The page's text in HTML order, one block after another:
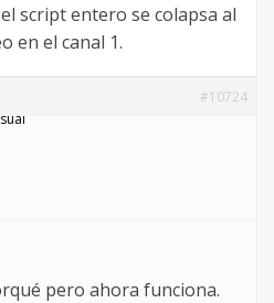
script entero se colapsa al
en el canal 1.
#10724
pero ahora funciona.